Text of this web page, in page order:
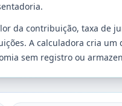
da contribuição, taxa de
A calculadora cria
sem registro ou